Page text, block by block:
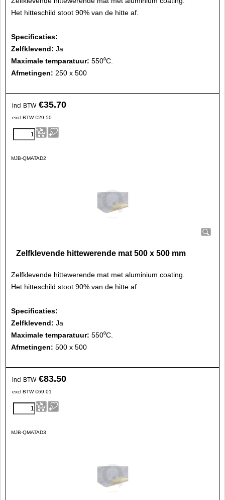
Het hitteschild stoot 90% van de hitte af.
Specificaties:
Zelfklevend: Ja
Maximale temparatuur: 550⁰C.
Afmetingen: 250 x 500
incl BTW €35.70
excl BTW €29.50
MJB-QMATAD2
Zelfklevende hittewerende mat 500 x 500 mm
Zelfklevende hittewerende mat met aluminium coating.
Het hitteschild stoot 90% van de hitte af.
Specificaties:
Zelfklevend: Ja
Maximale temparatuur: 550⁰C.
Afmetingen: 500 x 500
incl BTW €83.50
excl BTW €69.01
MJB-QMATAD3